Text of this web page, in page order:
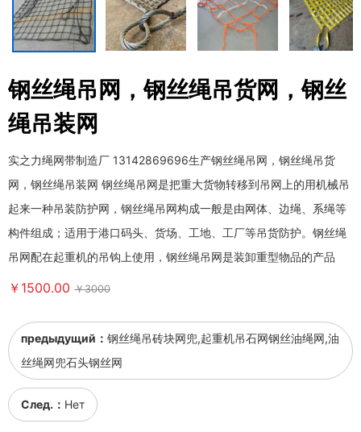
钢丝绳吊网，钢丝绳吊货网，钢丝
绳吊装网
实之力绳网带制造厂 13142869696生产钢丝绳吊网，钢丝绳吊货
网，钢丝绳吊装网 钢丝绳吊网是把重大货物转移到吊网上的用机械吊
起来一种吊装防护网，钢丝绳吊网构成一般是由网体、边绳、系绳等
构件组成；适用于港口码头、货场、工地、工厂等吊货防护。钢丝绳
吊网配在起重机的吊钩上使用，钢丝绳吊网是装卸重型物品的产品
￥1500.00 ￥3000
предыдущий： 钢丝绳吊砖块网兜,起重机吊石网钢丝油绳网,油
丝绳网兜石头钢丝网
След.： Нет